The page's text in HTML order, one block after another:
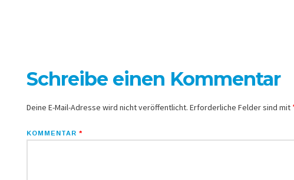
Schreibe einen Kommentar
Deine E-Mail-Adresse wird nicht veröffentlicht. Erforderliche Felder sind mit
KOMMENTAR *